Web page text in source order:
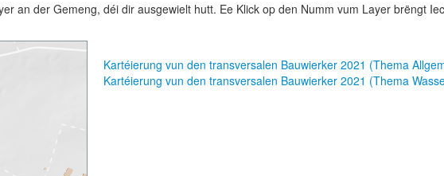
an der Gemeng, déi dir ausgewielt hutt. Ee Klick op den Numm vum Layer brëngt
Kartéierung vun den transversalen Bauwierker 2021 (Thema
Kartéierung vun den transversalen Bauwierker 2021 (Thema